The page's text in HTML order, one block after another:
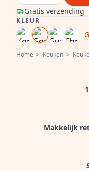
Home > Keuken >
Gratis verzending
KLEUR
Makkelijk